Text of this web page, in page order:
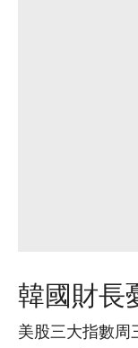
韓國財長
美股三大指數周